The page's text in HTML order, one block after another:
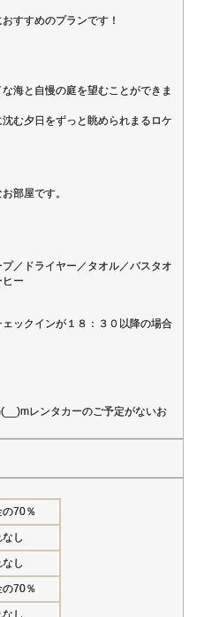
すすめのプランです！
海と自慢の庭を望むことができま
む夕日をずっと眺められまるロケ
部屋です。
／ドライヤー／タオル／バスタオ
ー
ックインが１８：３０以降の場合
レンタカーのご予定がないお
70％
し
し
70％
し